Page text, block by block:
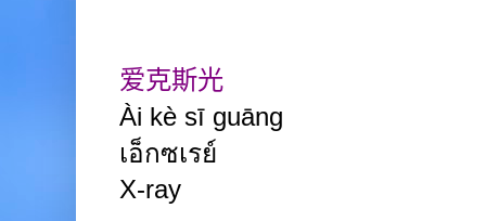
爱克斯光
Ài kè sī guāng
เอ็กซเรย์
X-ray